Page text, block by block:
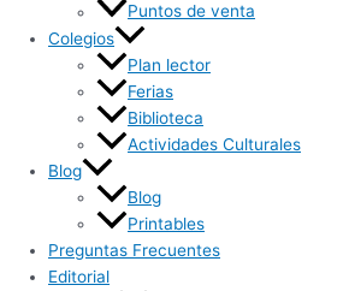
Puntos de venta
Colegios
Plan lector
Ferias
Biblioteca
Actividades Culturales
Blog
Blog
Printables
Preguntas Frecuentes
Editorial